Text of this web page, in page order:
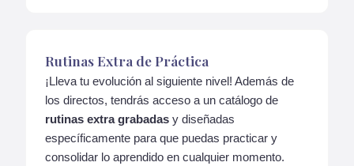
Rutinas Extra de Práctica
¡Lleva tu evolución al siguiente nivel! Además de
los directos, tendrás acceso a un catálogo de
rutinas extra grabadas y diseñadas
específicamente para que puedas practicar y
consolidar lo aprendido en cualquier momento.